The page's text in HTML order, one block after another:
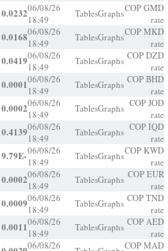
0.023206/08/26
18:49
TablesGraphsCOP GMD
rate
0.016806/08/26
18:49
TablesGraphsCOP MKD
rate
0.041906/08/26
18:49
TablesGraphs COP DZD
rate
0.000106/08/26
18:49
TablesGraphs COP BHD
rate
0.000206/08/26
18:49
TablesGraphs COP JOD
rate
0.413906/08/26
18:49
TablesGraphs COP IQD
rate
9.79E-06/08/26
18:49
TablesGraphsCOP KWD
rate
0.000206/08/26
18:49
TablesGraphs COP EUR
rate
0.000906/08/26
18:49
TablesGraphs COP TND
rate
0.001106/08/26
18:49
TablesGraphs COP AED
rate
06/08/26
COP MAD